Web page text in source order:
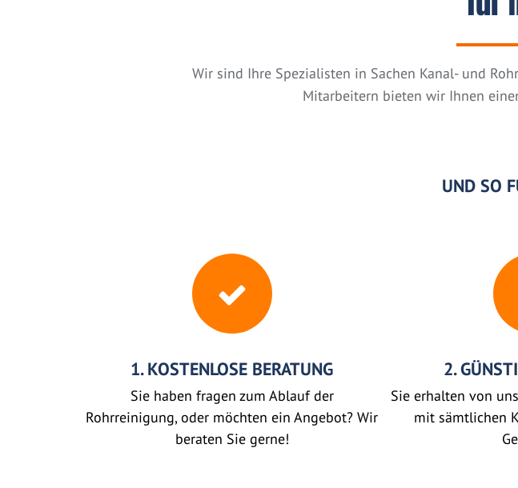
Wir sind Ihre Spezialisten in Sachen Kanal- und
Mitarbeitern bieten wir Ihnen
UND SO
1. KOSTENLOSE BERATUNG
Sie haben fragen zum Ablauf der
Rohrreinigung, oder möchten ein Angebot? Wir
beraten Sie gerne!
2.
Sie erhalten von
mit sämtlichen